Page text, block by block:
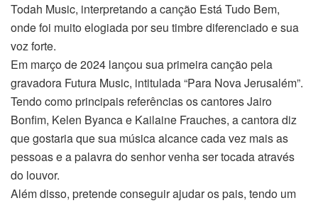
Todah Music, interpretando a canção Está Tudo Bem,
onde foi muito elogiada por seu timbre diferenciado e sua
voz forte.
Em março de 2024 lançou sua primeira canção pela
gravadora Futura Music, intitulada “Para Nova Jerusalém”.
Tendo como principais referências os cantores Jairo
Bonfim, Kelen Byanca e Kailaine Frauches, a cantora diz
que gostaria que sua música alcance cada vez mais as
pessoas e a palavra do senhor venha ser tocada através
do louvor.
Além disso, pretende conseguir ajudar os pais, tendo um